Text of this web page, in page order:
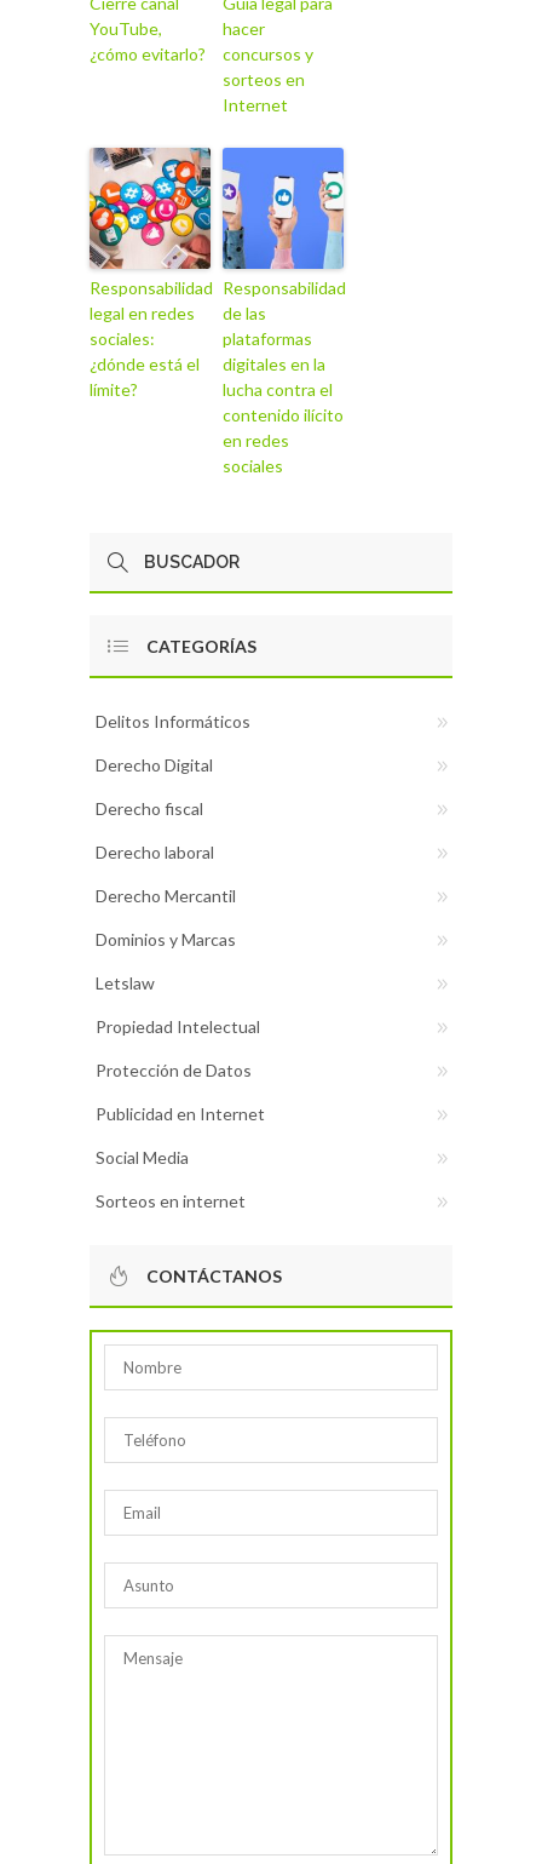
YouTube,
¿cómo evitarlo?
hacer
concursos y
sorteos en
Internet
Responsabilidad
legal en redes
sociales:
¿dónde está el
límite?
Responsabilidad
de las
plataformas
digitales en la
lucha contra el
contenido ilícito
en redes
sociales
CATEGORÍAS
Delitos Informáticos
Derecho Digital
Derecho fiscal
Derecho laboral
Derecho Mercantil
Dominios y Marcas
Letslaw
Propiedad Intelectual
Protección de Datos
Publicidad en Internet
Social Media
Sorteos en internet
CONTÁCTANOS